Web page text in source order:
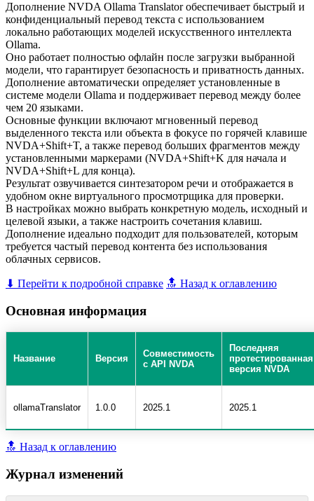
Дополнение NVDA Ollama Translator обеспечивает быстрый и
конфиденциальный перевод текста с использованием
локально работающих моделей искусственного интеллекта
Ollama.
Оно работает полностью офлайн после загрузки выбранной
модели, что гарантирует безопасность и приватность данных.
Дополнение автоматически определяет установленные в
системе модели Ollama и поддерживает перевод между более
чем 20 языками.
Основные функции включают мгновенный перевод
выделенного текста или объекта в фокусе по горячей клавише
NVDA+Shift+T, а также перевод больших фрагментов между
установленными маркерами (NVDA+Shift+K для начала и
NVDA+Shift+L для конца).
Результат озвучивается синтезатором речи и отображается в
удобном окне виртуального просмотрщика для проверки.
В настройках можно выбрать конкретную модель, исходный и
целевой языки, а также настроить сочетания клавиш.
Дополнение идеально подходит для пользователей, которым
требуется частый перевод контента без использования
облачных сервисов.
⬇ Перейти к подробной справке 🔝 Назад к оглавлению
Основная информация
Название Версия
Совместимость
с API NVDA
Последняя
протестированная
версия NVDA
ollamaTranslator 1.0.0 2025.1 2025.1
🔝 Назад к оглавлению
Журнал изменений